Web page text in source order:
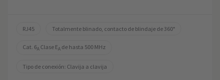
RJ45 Totalmente blinado, contacto de blindaje de 360°
Cat. 6A Clase EA de hasta 500 MHz
Tipo de conexión: Clavija a clavija